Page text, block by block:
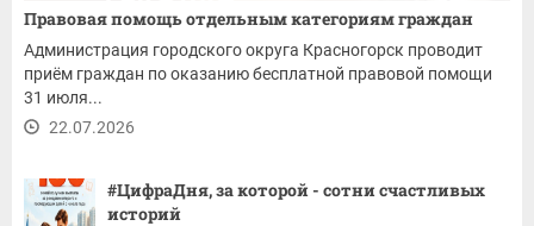
Правовая помощь отдельным категориям граждан
Администрация городского округа Красногорск проводит
приём граждан по оказанию бесплатной правовой помощи
31 июля...
22.07.2026
#ЦифраДня, за которой - сотни счастливых
историй